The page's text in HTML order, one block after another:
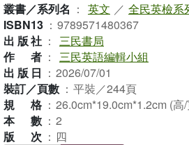
叢書／系列名 ： 英文 ／ 全民英檢系
ISBN13 ： 9789571480367
出版社 ： 三民書局
作者 ： 三民英語編輯小組
出版日 ： 2026/07/01
裝訂／頁數 ： 平裝／244頁
規格 ： 26.0cm*19.0cm*1.2cm (高
本數 ： 2
版次 ： 四